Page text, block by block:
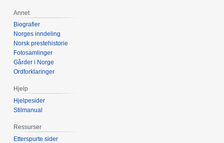
Annet
Biografier
Norges inndeling
Norsk prestehistorie
Fotosamlinger
Gårder i Norge
Ordforklaringer
Hjelp
Hjelpesider
Stilmanual
Ressurser
Etterspurte sider